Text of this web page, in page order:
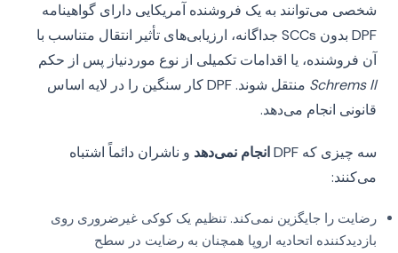
شخصی می‌توانند به یک فروشنده آمریکایی دارای گواهینامه
DPF بدون SCCs جداگانه، ارزیابی‌های تأثیر انتقال متناسب با
آن فروشنده، یا اقدامات تکمیلی از نوع موردنیاز پس از حکم
Schrems II
منتقل شوند. DPF کار سنگین را در لایه اساس
قانونی انجام می‌دهد.
سه چیزی که DPF انجام نمی‌دهد و ناشران دائماً اشتباه
می‌کنند:
رضایت را جایگزین نمی‌کند. تنظیم یک کوکی غیرضروری روی
بازدیدکننده اتحادیه اروپا همچنان به رضایت در سطح